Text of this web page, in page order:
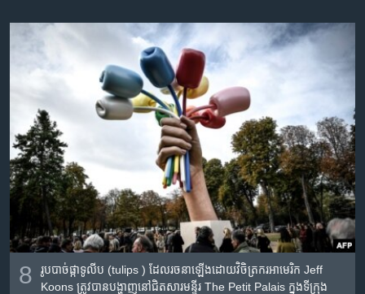
8
រូប​បាច់​ផ្កា​ទូលីប (tulips ) ដែល​រចនា​ឡើង​ដោយ​វិចិត្រករអាមេរិក Jeff
Koons ត្រូវ​បាន​បង្ហាញ​នៅ​ជិត​សារមន្ទីរ The Petit Palais ក្នុង​ទីក្រុង​